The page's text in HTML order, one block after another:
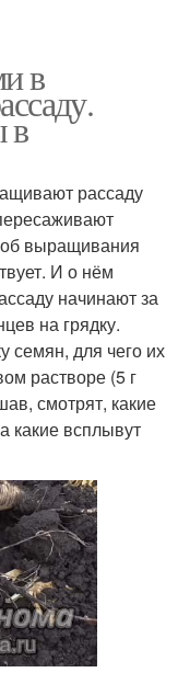
в
в
рассаду
выращивания
И о нём
начинают за
на грядку.
семян, для чего их
растворе (5 г
смотрят, какие
какие всплывут